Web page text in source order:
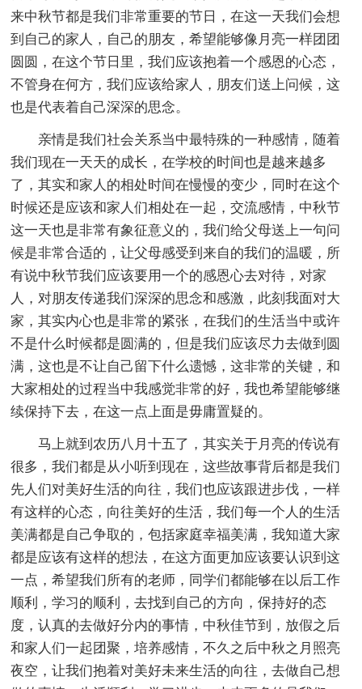
来中秋节都是我们非常重要的节日，在这一天我们会想
到自己的家人，自己的朋友，希望能够像月亮一样团团
圆圆，在这个节日里，我们应该抱着一个感恩的心态，
不管身在何方，我们应该给家人，朋友们送上问候，这
也是代表着自己深深的思念。
亲情是我们社会关系当中最特殊的一种感情，随着
我们现在一天天的成长，在学校的时间也是越来越多
了，其实和家人的相处时间在慢慢的变少，同时在这个
时候还是应该和家人们相处在一起，交流感情，中秋节
这一天也是非常有象征意义的，我们给父母送上一句问
候是非常合适的，让父母感受到来自的我们的温暖，所
有说中秋节我们应该要用一个的感恩心去对待，对家
人，对朋友传递我们深深的思念和感激，此刻我面对大
家，其实内心也是非常的紧张，在我们的生活当中或许
不是什么时候都是圆满的，但是我们应该尽力去做到圆
满，这也是不让自己留下什么遗憾，这非常的关键，和
大家相处的过程当中我感觉非常的好，我也希望能够继
续保持下去，在这一点上面是毋庸置疑的。
马上就到农历八月十五了，其实关于月亮的传说有
很多，我们都是从小听到现在，这些故事背后都是我们
先人们对美好生活的向往，我们也应该跟进步伐，一样
有这样的心态，向往美好的生活，我们每一个人的生活
美满都是自己争取的，包括家庭幸福美满，我知道大家
都是应该有这样的想法，在这方面更加应该要认识到这
一点，希望我们所有的老师，同学们都能够在以后工作
顺利，学习的顺利，去找到自己的方向，保持好的态
度，认真的去做好分内的事情，中秋佳节到，放假之后
和家人们一起团聚，培养感情，不久之后中秋之月照亮
夜空，让我们抱着对美好未来生活的向往，去做自己想